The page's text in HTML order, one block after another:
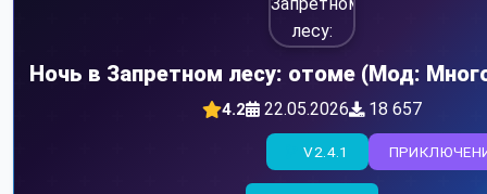
Ночь в Запретном лесу: отоме (Мод:
4.2 22.05.2026 18 657
V2.4.1